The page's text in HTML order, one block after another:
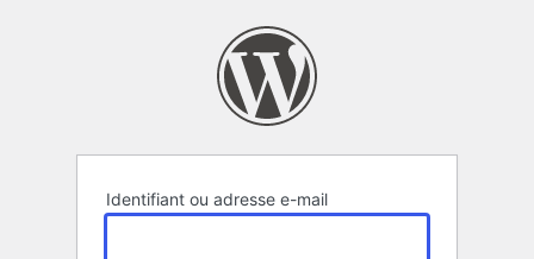
Identifiant ou adresse e-mail